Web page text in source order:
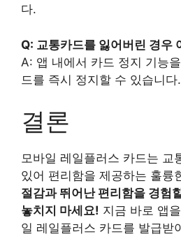
다.
Q: 교통카드를 잃어버린 경우
A: 앱 내에서 카드 정지 기능
드를 즉시 정지할 수 있습니다.
결론
모바일 레일플러스 카드는 교
있어 편리함을 제공하는 훌륭
절감과 뛰어난 편리함을 경험
놓치지 마세요! 지금 바로 앱
일 레일플러스 카드를 발급받